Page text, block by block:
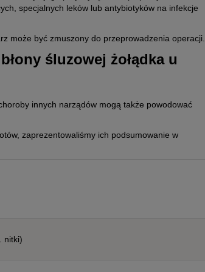
żołądka.
specjalnych leków lub antybiotyków na infekcje
może być zmuszony do przeprowadzenia operacji.
śluzowej żołądka u
innych narządów mogą także powodować
zaprezentowaliśmy ich podsumowanie w
nitki)